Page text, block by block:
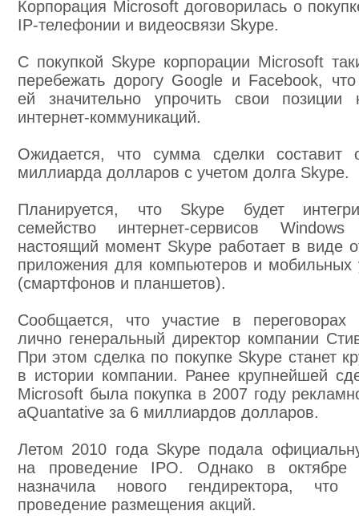
Корпорация Microsoft договорилась о
IP-телефонии и видеосвязи Skype.
С покупкой Skype корпорации Microsoft
перебежать дорогу Google и Facebook, что
ей значительно упрочить свои позиции
интернет-коммуникаций.
Ожидается, что сумма сделки составит
миллиарда долларов с учетом долга Skype.
Планируется, что Skype будет
семейство интернет-сервисов
настоящий момент Skype работает в виде
приложения для компьютеров и мобильных
(смартфонов и планшетов).
Сообщается, что участие в переговорах
лично генеральный директор компании
При этом сделка по покупке Skype станет
в истории компании. Ранее крупнейшей
Microsoft была покупка в 2007 году
aQuantative за 6 миллиардов долларов.
Летом 2010 года Skype подала
на проведение IPO. Однако в октябре
назначила нового гендиректора, что
проведение размещения акций.